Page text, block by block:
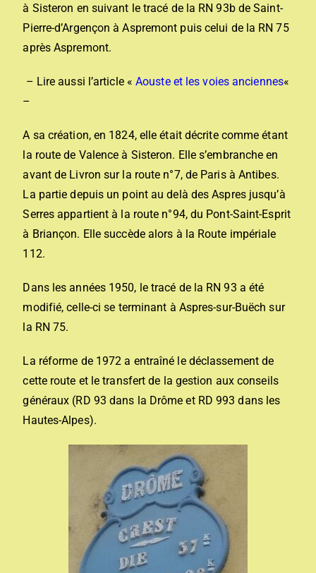
à Sisteron en suivant le tracé de la RN 93b de Saint-
Pierre-d’Argençon à Aspremont puis celui de la RN 75
après Aspremont.
– Lire aussi l’article «Aouste et les voies anciennes«
–
A sa création, en 1824, elle était décrite comme étant
la route de Valence à Sisteron. Elle s’embranche en
avant de Livron sur la route n°7, de Paris à Antibes.
La partie depuis un point au delà des Aspres jusqu’à
Serres appartient à la route n°94, du Pont-Saint-Esprit
à Briançon. Elle succède alors à la Route impériale
112.
Dans les années 1950, le tracé de la RN 93 a été
modifié, celle-ci se terminant à Aspres-sur-Buëch sur
la RN 75.
La réforme de 1972 a entraîné le déclassement de
cette route et le transfert de la gestion aux conseils
généraux (RD 93 dans la Drôme et RD 993 dans les
Hautes-Alpes).